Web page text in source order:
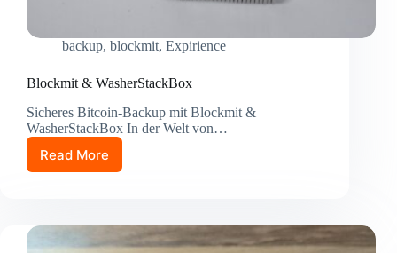
backup, blockmit, Expirience
Blockmit & WasherStackBox
Sicheres Bitcoin-Backup mit Blockmit &
WasherStackBox In der Welt von…
Read More
Blockmit